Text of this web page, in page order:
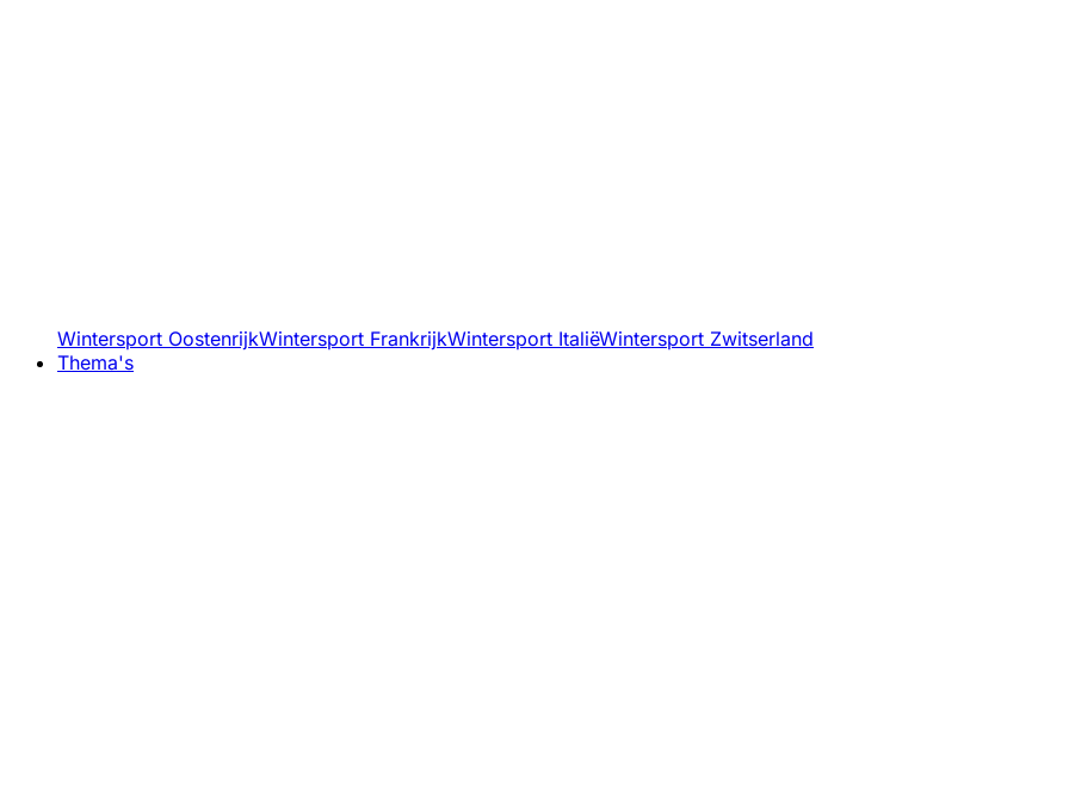
Wintersport OostenrijkWintersport FrankrijkWintersport ItaliëWintersport Zwitserland
Thema's